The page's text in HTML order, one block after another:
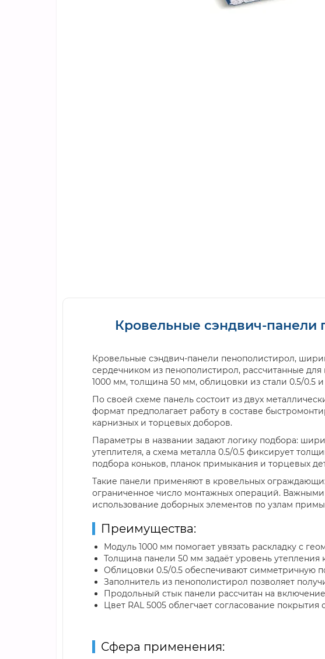
Кровельные сэндвич-
Кровельные сэндвич-панели пенополистирол,
сердечником из пенополистирол, рассчитанные
1000 мм, толщина 50 мм, облицовки из стали 0.5/0.5 и
По своей схеме панель состоит из двух
формат предполагает работу в составе
карнизных и торцевых доборов.
Параметры в названии задают логику подбора:
утеплителя, а схема металла 0.5/0.5 фиксирует
подбора коньков, планок примыкания и торцевых
Такие панели применяют в кровельных
ограниченное число монтажных операций. Важными
использование доборных элементов по узлам
Преимущества:
Модуль 1000 мм помогает увязать раскладку с
Толщина панели 50 мм задаёт уровень утепления
Облицовки 0.5/0.5 обеспечивают симметричную
Заполнитель из пенополистирол позволяет
Продольный стык панели рассчитан на
Цвет RAL 5005 облегчает согласование
Сфера применения: